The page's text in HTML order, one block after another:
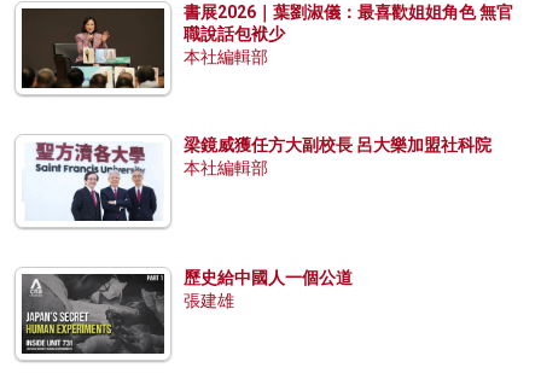
書展2026｜葉劉淑儀：最喜歡姐姐角色 無官
職說話包袱少
本社編輯部
梁鏡威獲任方大副校長 呂大樂加盟社科院
本社編輯部
歷史給中國人一個公道
張建雄